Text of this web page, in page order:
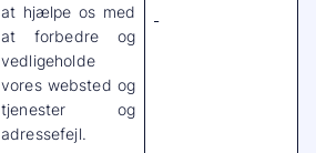
at hjælpe os med
at forbedre og
vedligeholde
vores websted og
tjenester og
adressefejl.